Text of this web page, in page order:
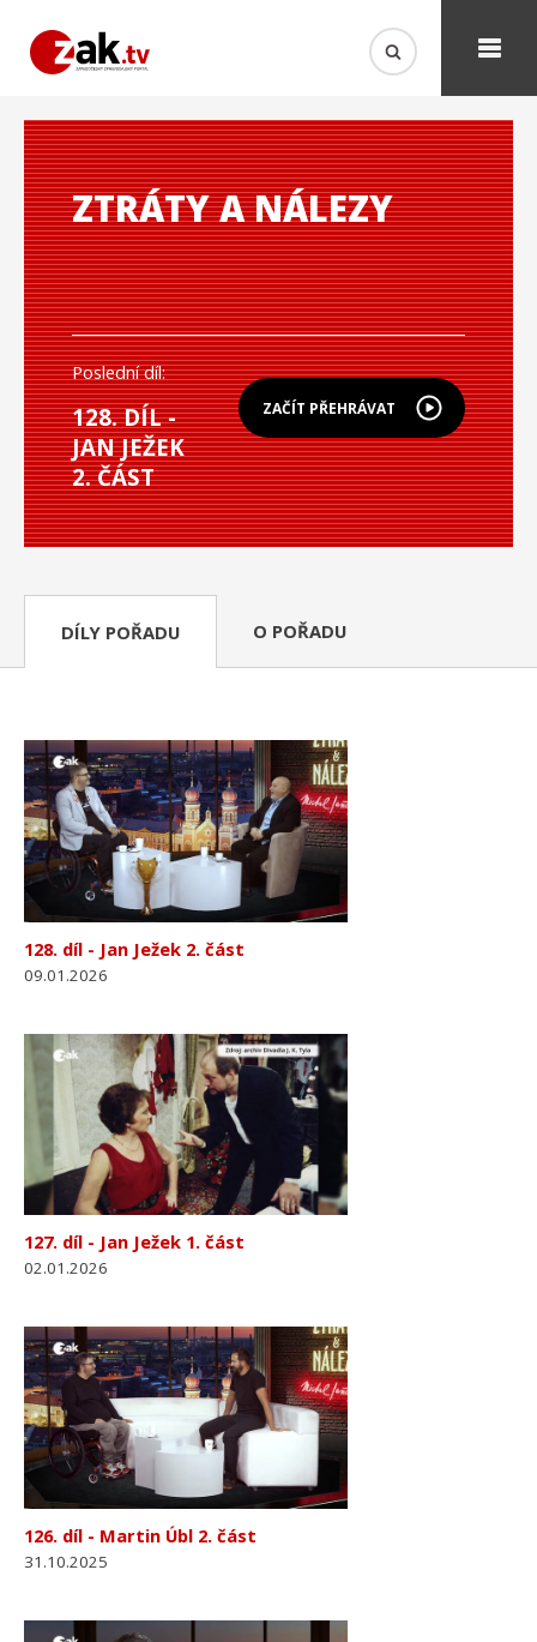
ZTRÁTY A NÁLEZY
ZAČÍT PŘEHRÁVAT
Poslední díl:
128. DÍL -
JAN JEŽEK
2. ČÁST
DÍLY POŘADU O POŘADU
128. díl - Jan Ježek 2. část
09.01.2026
127. díl - Jan Ježek 1. část
02.01.2026
126. díl - Martin Úbl 2. část
31.10.2025